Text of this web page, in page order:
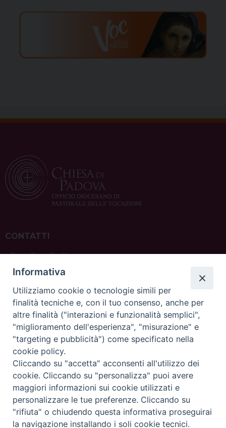
CONTATTI
ufficio: Casa Pio X
via Bonporti, 20 – 35141 Padova
tel: +39 351 619 2354
e mail:ufficiovocazionipadova@gmail.com
sede: Casa Sant'Andrea
via Valmarana, 20 – 35133 Padova
instagram:@casasantandreapadova
e mail:casasantandreapadova@gmail.com
Copyright© ChiesadiPadova2022 Privacy Policy
Informativa
Utilizziamo cookie o tecnologie simili per
finalità tecniche e, con il tuo consenso, anche per
altre finalità ("interazioni e funzionalità semplici",
"miglioramento dell'esperienza", "misurazione" e
"targeting e pubblicità") come specificato nella
cookie policy.
Cliccando su "accetta" acconsenti all'utilizzo dei
cookie. Cliccando su "personalizza" puoi avere
maggiori informazioni sui cookie utilizzati e
personalizzare le tue preferenze. Cliccando su
"rifiuta" o chiudendo questa informativa proseguirai
la navigazione installando i soli cookie tecnici.